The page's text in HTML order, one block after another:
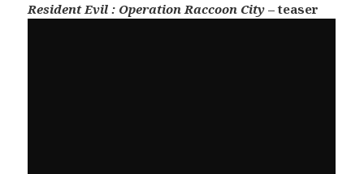
Resident Evil : Operation Raccoon City – teaser